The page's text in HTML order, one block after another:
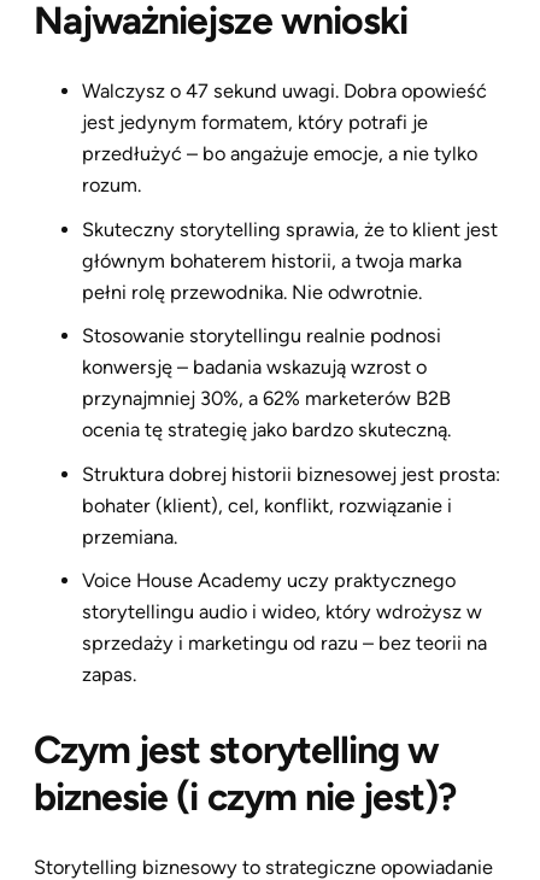
Najważniejsze wnioski
Walczysz o 47 sekund uwagi. Dobra opowieść
jest jedynym formatem, który potrafi je
przedłużyć – bo angażuje emocje, a nie tylko
rozum.
Skuteczny storytelling sprawia, że to klient jest
głównym bohaterem historii, a twoja marka
pełni rolę przewodnika. Nie odwrotnie.
Stosowanie storytellingu realnie podnosi
konwersję – badania wskazują wzrost o
przynajmniej 30%, a 62% marketerów B2B
ocenia tę strategię jako bardzo skuteczną.
Struktura dobrej historii biznesowej jest prosta:
bohater (klient), cel, konflikt, rozwiązanie i
przemiana.
Voice House Academy uczy praktycznego
storytellingu audio i wideo, który wdrożysz w
sprzedaży i marketingu od razu – bez teorii na
zapas.
Czym jest storytelling w
biznesie (i czym nie jest)?
Storytelling biznesowy to strategiczne opowiadanie